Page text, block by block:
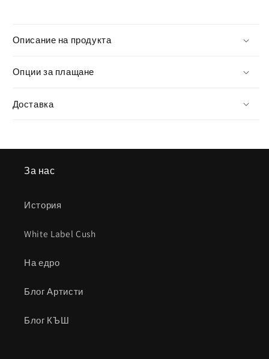
Описание на продукта
Опции за плащане
Доставка
За нас
История
White Label Cush
На едро
Блог Артисти
Блог КЪШ